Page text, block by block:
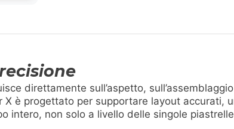
direttamente sull’aspetto,
è progettato per supportare layout accurati,
intero, non solo a livello delle singole